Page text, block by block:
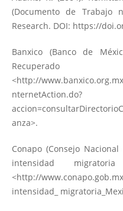
(Documento de Trabajo
Research. DOI: https://
Banxico (Banco de
<http://
nternetAction.do?
anza>.
Conapo (Consejo
intensidad
<http://
intensidad_